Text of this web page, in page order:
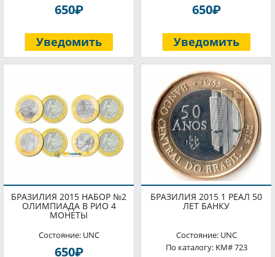
650P
Уведомить
650P
Уведомить
БРАЗИЛИЯ 2015 НАБОР №2
ОЛИМПИАДА В РИО 4
МОНЕТЫ
Состояние: UNC
650P
БРАЗИЛИЯ 2015 1 РЕАЛ 50
ЛЕТ БАНКУ
Состояние: UNC
По каталогу: KM# 723